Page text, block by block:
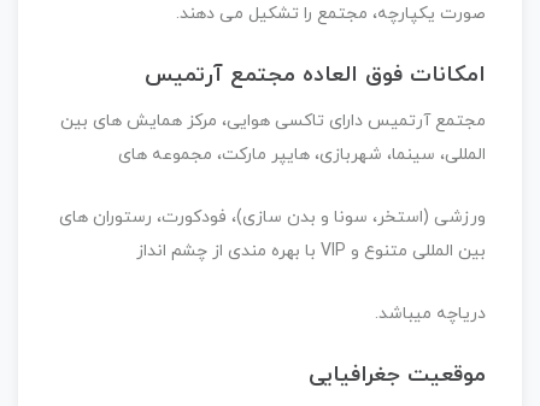
صورت یکپارچه، مجتمع را تشکیل می دهند.
امکانات فوق العاده مجتمع آرتمیس
مجتمع آرتمیس دارای تاکسی هوایی، مرکز همایش‌ های بین
المللی، سینما، شهربازی، هایپر مارکت، مجموعه های
ورزشی (استخر، سونا و بدن سازی)، فودکورت، رستوران های
بین المللی متنوع و VIP با بهره مندی از چشم انداز
دریاچه میباشد.
موقعیت جغرافیایی